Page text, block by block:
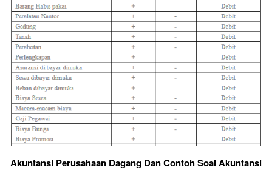
Akuntansi Perusahaan Dagang Dan Contoh Soal Akuntansi